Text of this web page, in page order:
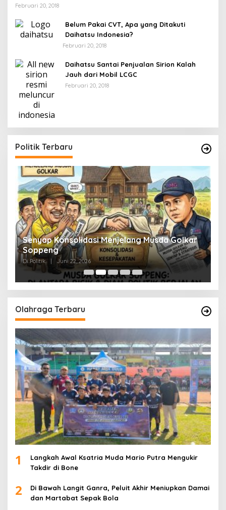
Februari 20, 2018
Belum Pakai CVT, Apa yang Ditakuti
Daihatsu Indonesia?
Februari 20, 2018
Daihatsu Santai Penjualan Sirion Kalah
Jauh dari Mobil LCGC
Februari 20, 2018
Politik Terbaru
Senyap Konsolidasi Menjelang Musda Golkar
Soppeng
Di Politik Juni 22, 2026
Olahraga Terbaru
1
Langkah Awal Ksatria Muda Mario Putra Mengukir
Takdir di Bone
2
Di Bawah Langit Ganra, Peluit Akhir Meniupkan Damai
dan Martabat Sepak Bola